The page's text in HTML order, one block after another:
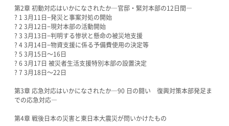
第2章 初動対応はいかになされたか―官邸・緊対本部の12日間―
? 1 3月11日−発災と事案対処の開始
? 2 3月12日−現対本部の活動開始
? 3 3月13日−判明する惨状と懸命の被災地支援
? 4 3月14日−物資支援に係る予備費使用の決定等
? 5 3月15日〜16日
? 6 3月17日 被災者生活支援特別本部の設置決定
? 7 3月18日〜22日
第3章 応急対応はいかになされたか―90 日の闘い 復興対策本部発足ま
での応急対応―
第4章 戦後日本の災害と東日本大震災が問いかけたもの